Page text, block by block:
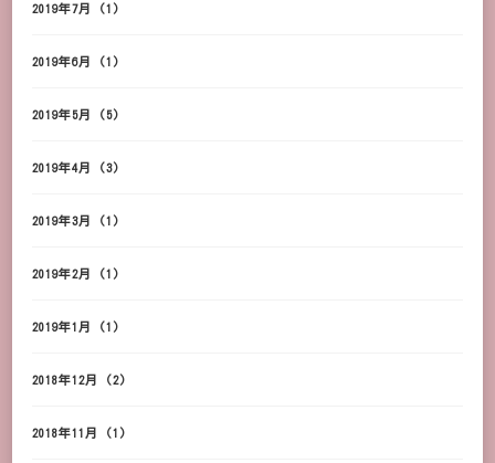
2019年7月 (1)
2019年6月 (1)
2019年5月 (5)
2019年4月 (3)
2019年3月 (1)
2019年2月 (1)
2019年1月 (1)
2018年12月 (2)
2018年11月 (1)